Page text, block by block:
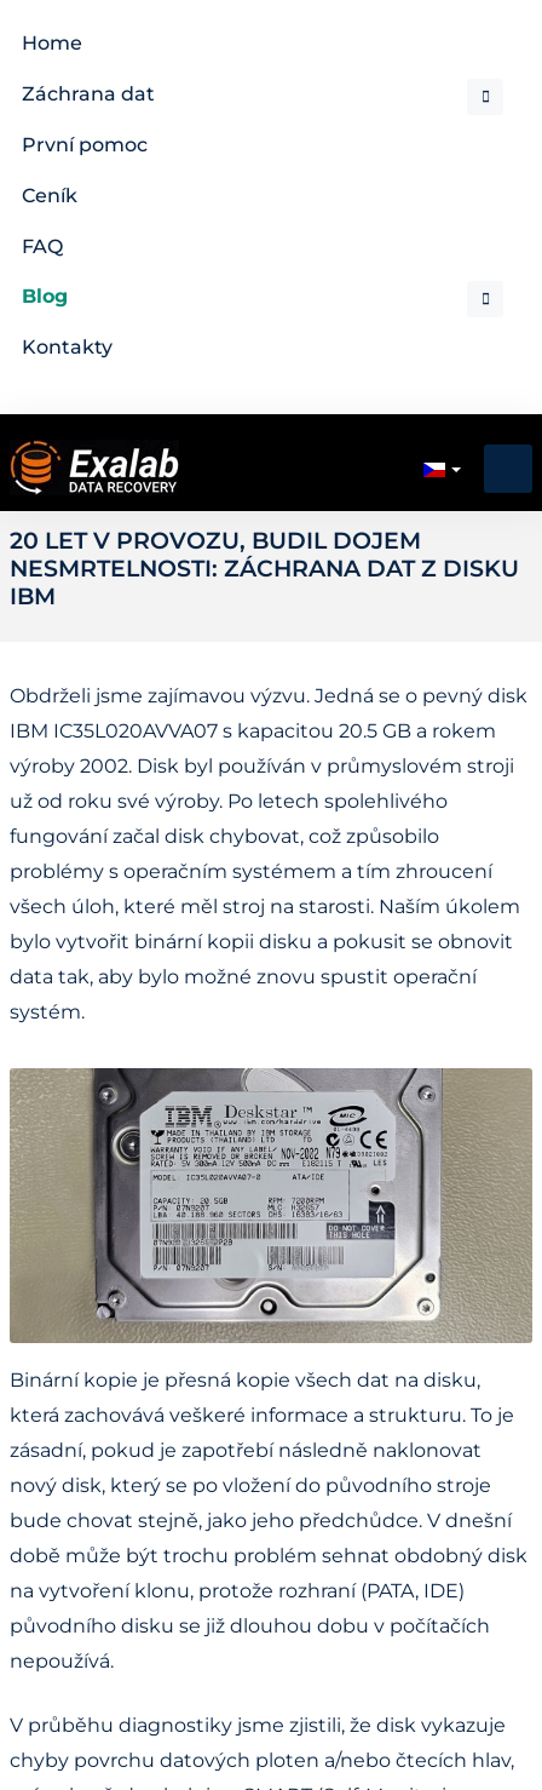
Home
Záchrana dat
První pomoc
Ceník
FAQ
Blog
Kontakty
20 LET V PROVOZU, BUDIL DOJEM
NESMRTELNOSTI: ZÁCHRANA DAT Z DISKU
IBM
Obdrželi jsme zajímavou výzvu. Jedná se o pevný disk
IBM IC35L020AVVA07 s kapacitou 20.5 GB a rokem
výroby 2002. Disk byl používán v průmyslovém stroji
už od roku své výroby. Po letech spolehlivého
fungování začal disk chybovat, což způsobilo
problémy s operačním systémem a tím zhroucení
všech úloh, které měl stroj na starosti. Naším úkolem
bylo vytvořit binární kopii disku a pokusit se obnovit
data tak, aby bylo možné znovu spustit operační
systém.
Binární kopie je přesná kopie všech dat na disku,
která zachovává veškeré informace a strukturu. To je
zásadní, pokud je zapotřebí následně naklonovat
nový disk, který se po vložení do původního stroje
bude chovat stejně, jako jeho předchůdce. V dnešní
době může být trochu problém sehnat obdobný disk
na vytvoření klonu, protože rozhraní (PATA, IDE)
původního disku se již dlouhou dobu v počítačích
nepoužívá.
V průběhu diagnostiky jsme zjistili, že disk vykazuje
chyby povrchu datových ploten a/nebo čtecích hlav,